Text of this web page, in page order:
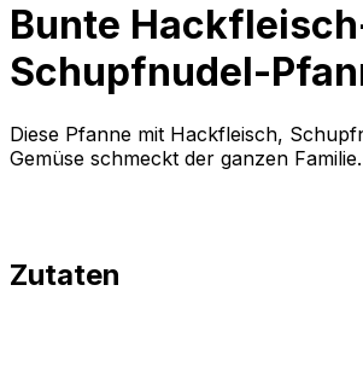
Bunte
Schupfnudel-
Diese Pfanne mit Hackfleisch,
Gemüse schmeckt der ganzen Familie.
Zutaten